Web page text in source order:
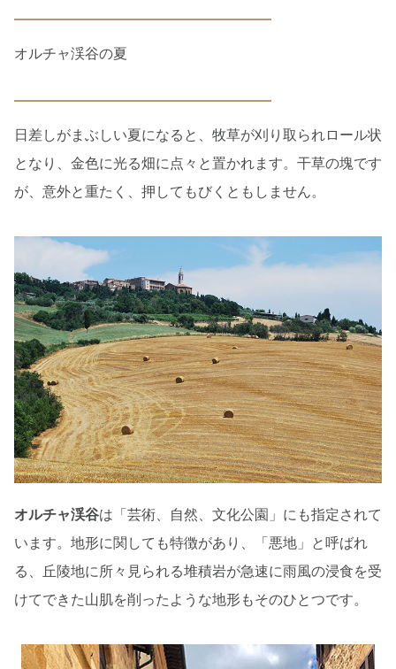
オルチャ渓谷の夏
日差しがまぶしい夏になると、牧草が刈り取られロール状
となり、金色に光る畑に点々と置かれます。干草の塊です
が、意外と重たく、押してもびくともしません。
オルチャ渓谷は「芸術、自然、文化公園」にも指定されて
います。地形に関しても特徴があり、「悪地」と呼ばれ
る、丘陵地に所々見られる堆積岩が急速に雨風の浸食を受
けてできた山肌を削ったような地形もそのひとつです。